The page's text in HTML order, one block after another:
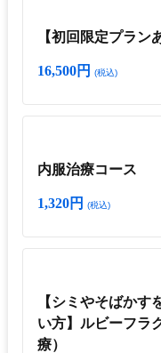
【初回限定プラン
16,500円 (税込)
内服治療コース
1,320円 (税込)
【シミやそばかす
い方】ルビーフラ
療）